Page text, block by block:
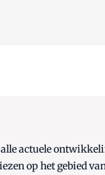
actuele
op het gebied